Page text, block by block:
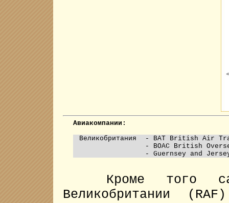
Авиакомпании:
Великобритания
- BAT British Air
- BOAC British
- Guernsey and
Кроме того
Великобритании